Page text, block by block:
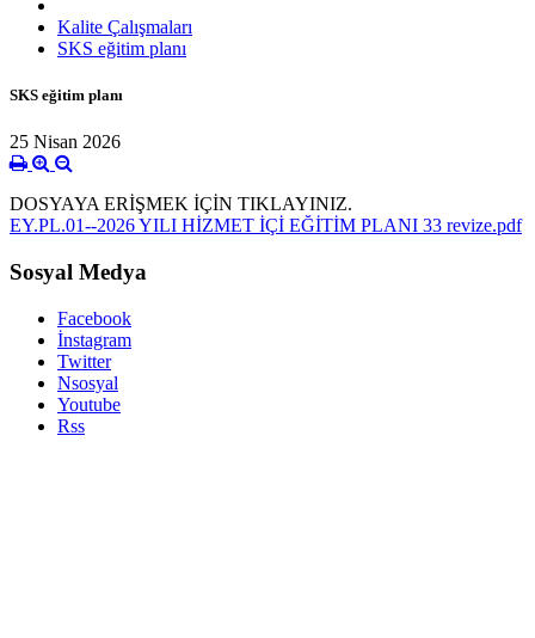
Kalite Çalışmaları
SKS eğitim planı
SKS eğitim planı
25 Nisan 2026
DOSYAYA ERİŞMEK İÇİN TIKLAYINIZ.
EY.PL.01--2026 YILI HİZMET İÇİ EĞİTİM PLANI 33 revize.pdf
Sosyal Medya
Facebook
İnstagram
Twitter
Nsosyal
Youtube
Rss